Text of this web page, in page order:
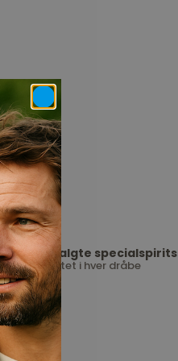
Udvalgte specialspirits
Kvalitet i hver dråbe